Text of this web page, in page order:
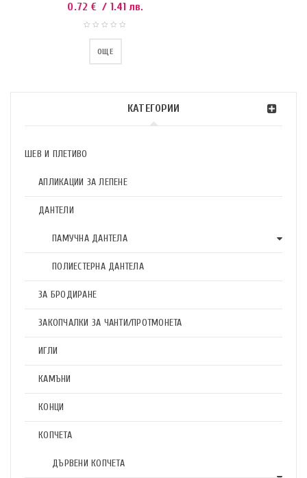
КАТЕГОРИИ
ШЕВ И ПЛЕТИВО
АПЛИКАЦИИ ЗА ЛЕПЕНЕ
ДАНТЕЛИ
ПАМУЧНА ДАНТЕЛА
ПОЛИЕСТЕРНА ДАНТЕЛА
ЗА БРОДИРАНЕ
ЗАКОПЧАЛКИ ЗА ЧАНТИ/ПРОТМОНЕТА
ИГЛИ
КАМЪНИ
КОНЦИ
КОПЧЕТА
ДЪРВЕНИ КОПЧЕТА
0.72 € / 1.41 лв.
ОЩЕ